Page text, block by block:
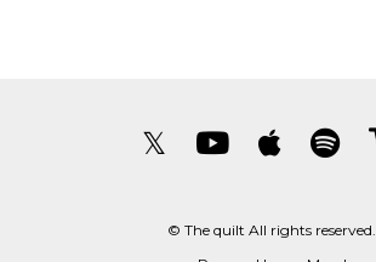
𝕏
© The quilt All rights reserved.